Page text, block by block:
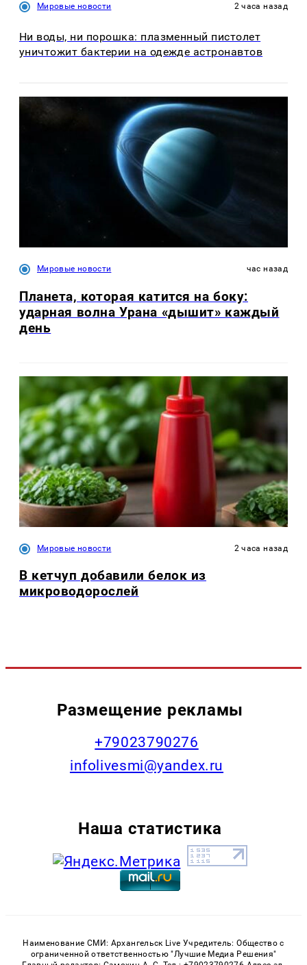
Мировые новости 2 часа назад
Ни воды, ни порошка: плазменный пистолет
уничтожит бактерии на одежде астронавтов
Мировые новости час назад
Планета, которая катится на боку:
ударная волна Урана «дышит» каждый
день
Мировые новости 2 часа назад
В кетчуп добавили белок из
микроводорослей
Размещение рекламы
+79023790276
infolivesmi@yandex.ru
Наша статистика
Наименование СМИ: Архангельск Live Учредитель: Общество с
ограниченной ответственностью "Лучшие Медиа Решения"